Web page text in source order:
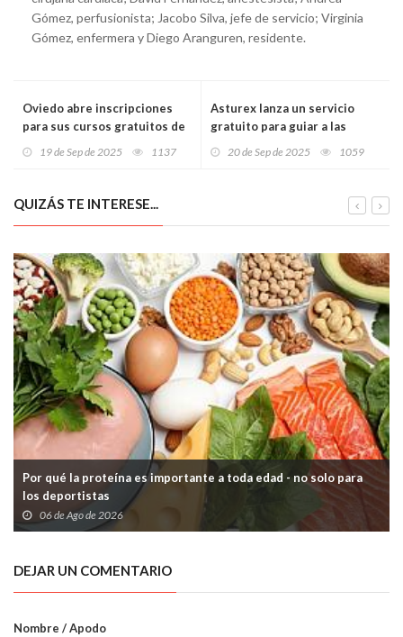
Gómez, perfusionista; Jacobo Silva, jefe de servicio; Virginia
Gómez, enfermera y Diego Aranguren, residente.
Oviedo abre inscripciones
para sus cursos gratuitos de
Corredoria
19 de Sep de 2025 1137
Asturex lanza un servicio
gratuito para guiar a las
los nuevos aranceles de
20 de Sep de 2025 1059
QUIZÁS TE INTERESE...
Por qué la proteína es importante a toda edad - no solo para
los deportistas
06 de Ago de 2026
DEJAR UN COMENTARIO
Nombre / Apodo